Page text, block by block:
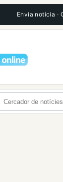
Envia notícia ·
Cerca